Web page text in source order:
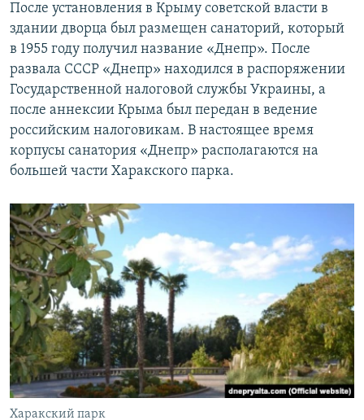
После установления в Крыму советской власти в
здании дворца был размещен санаторий, который
в 1955 году получил название «Днепр». После
развала СССР «Днепр» находился в распоряжении
Государственной налоговой службы Украины, а
после аннексии Крыма был передан в ведение
российским налоговикам. В настоящее время
корпусы санатория «Днепр» располагаются на
большей части Харакского парка.
Харакский парк